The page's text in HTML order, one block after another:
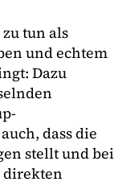
tun als
und echtem
Dazu
dass die
stellt und bei
direkten